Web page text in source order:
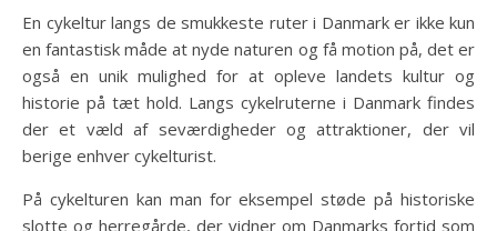
En cykeltur langs de smukkeste ruter i Danmark er ikke kun
en fantastisk måde at nyde naturen og få motion på, det er
også en unik mulighed for at opleve landets kultur og
historie på tæt hold. Langs cykelruterne i Danmark findes
der et væld af seværdigheder og attraktioner, der vil
berige enhver cykelturist.
På cykelturen kan man for eksempel støde på historiske
slotte og herregårde, der vidner om Danmarks fortid som